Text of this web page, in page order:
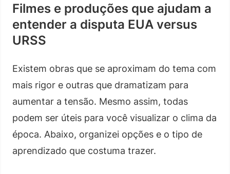
Filmes e produções que ajudam a
entender a disputa EUA versus
URSS
Existem obras que se aproximam do tema com
mais rigor e outras que dramatizam para
aumentar a tensão. Mesmo assim, todas
podem ser úteis para você visualizar o clima da
época. Abaixo, organizei opções e o tipo de
aprendizado que costuma trazer.